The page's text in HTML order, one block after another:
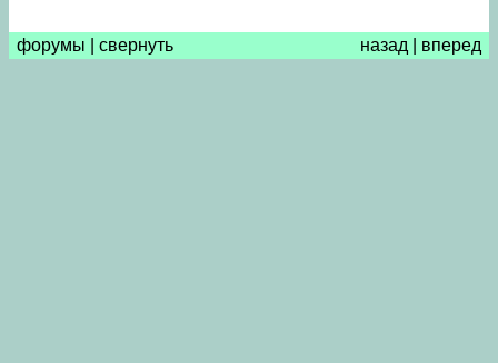
форумы свернуть назад вперед